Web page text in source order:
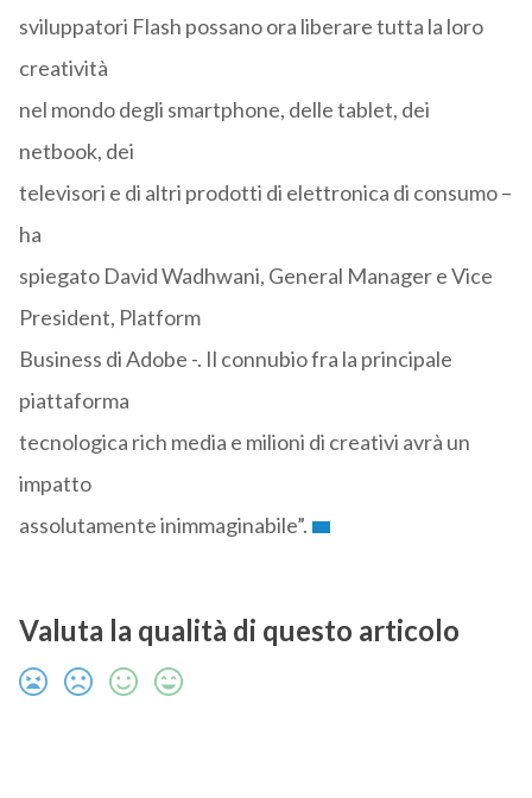
sviluppatori Flash possano ora liberare tutta la loro
creatività
nel mondo degli smartphone, delle tablet, dei
netbook, dei
televisori e di altri prodotti di elettronica di consumo –
ha
spiegato David Wadhwani, General Manager e Vice
President, Platform
Business di Adobe -. Il connubio fra la principale
piattaforma
tecnologica rich media e milioni di creativi avrà un
impatto
assolutamente inimmaginabile”.
Valuta la qualità di questo articolo